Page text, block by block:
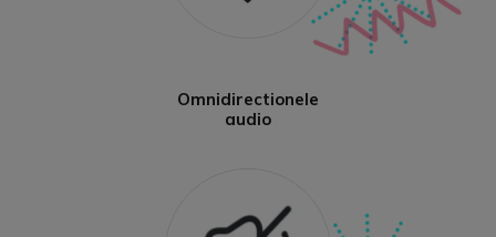
Omnidirectionele
audio